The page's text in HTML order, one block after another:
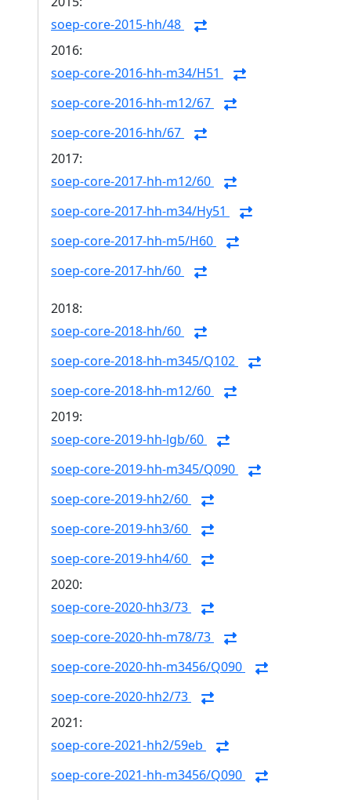
soep-core-2015-hh/48
2016:
soep-core-2016-hh-m34/H51
soep-core-2016-hh-m12/67
soep-core-2016-hh/67
2017:
soep-core-2017-hh-m12/60
soep-core-2017-hh-m34/Hy51
soep-core-2017-hh-m5/H60
soep-core-2017-hh/60
2018:
soep-core-2018-hh/60
soep-core-2018-hh-m345/Q102
soep-core-2018-hh-m12/60
2019:
soep-core-2019-hh-lgb/60
soep-core-2019-hh-m345/Q090
soep-core-2019-hh2/60
soep-core-2019-hh3/60
soep-core-2019-hh4/60
2020:
soep-core-2020-hh3/73
soep-core-2020-hh-m78/73
soep-core-2020-hh-m3456/Q090
soep-core-2020-hh2/73
2021:
soep-core-2021-hh2/59eb
soep-core-2021-hh-m3456/Q090